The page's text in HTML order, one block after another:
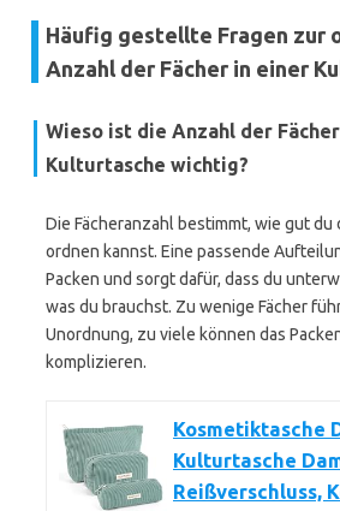
Häufig gestellte Fragen zur
Anzahl der Fächer in einer
Wieso ist die Anzahl der
Kulturtasche wichtig?
Die Fächeranzahl bestimmt, wie gut
ordnen kannst. Eine passende
Packen und sorgt dafür, dass du
was du brauchst. Zu wenige Fächer
Unordnung, zu viele können das
komplizieren.
Kosmetiktasche
Kulturtasche
Reißverschluss,